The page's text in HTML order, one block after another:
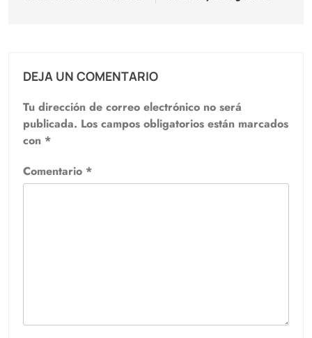
DEJA UN COMENTARIO
Tu dirección de correo electrónico no será
publicada. Los campos obligatorios están marcados
con *
Comentario *